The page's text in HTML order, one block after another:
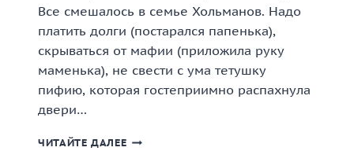
Все смешалось в семье Хольманов. Надо
платить долги (постарался папенька),
скрываться от мафии (приложила руку
маменька), не свести с ума тетушку
пифию, которая гостеприимно распахнула
двери…
ЧИТАЙТЕ ДАЛЕЕ «ЗЕЛЬЕ,